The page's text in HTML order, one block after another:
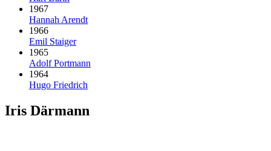
1967
Hannah Arendt
1966
Emil Staiger
1965
Adolf Portmann
1964
Hugo Friedrich
Iris Därmann